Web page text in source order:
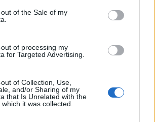
of the Sale of my
of processing my
for Targeted Advertising.
of Collection, Use,
and/or Sharing of my
that Is Unrelated with the
it was collected.